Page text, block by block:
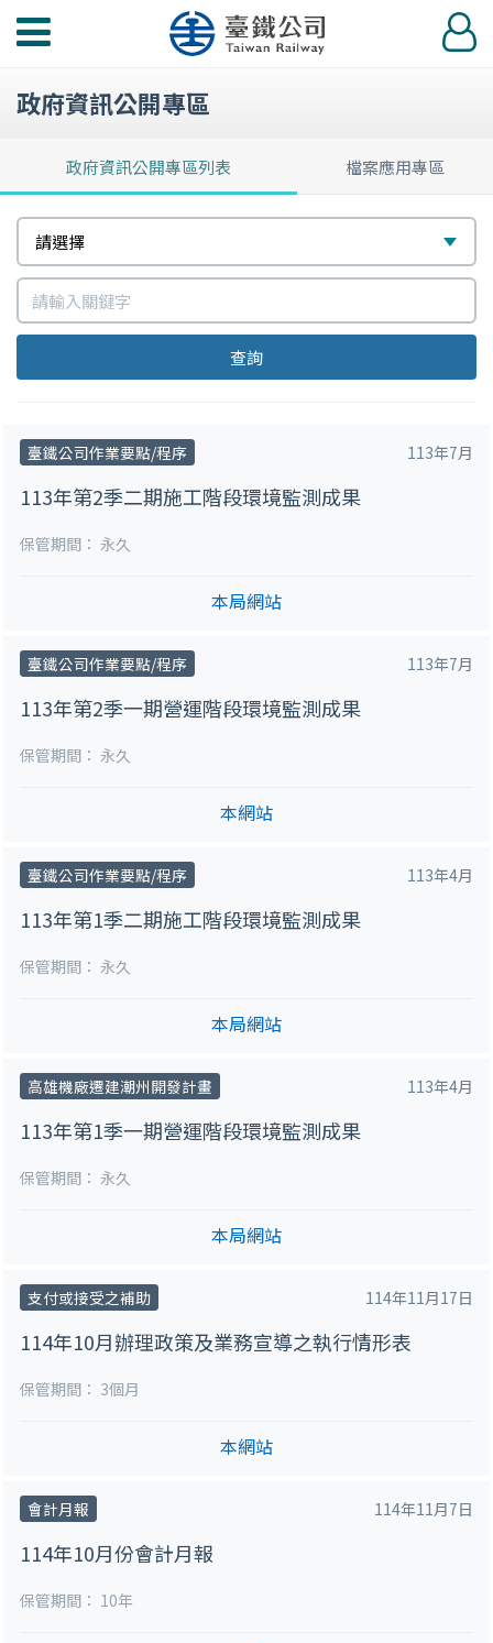
功
選
登
入
政府資訊公開專區
政府資訊公開專區列表 檔案應用專區
選
請選擇
擇
輸
鍵
查詢
臺鐵公司作業要點/程序 113年7月
113年第2季二期施工階段環境監測成果
保管期間： 永久
本局網站
臺鐵公司作業要點/程序 113年7月
113年第2季一期營運階段環境監測成果
保管期間： 永久
本網站
臺鐵公司作業要點/程序 113年4月
113年第1季二期施工階段環境監測成果
保管期間： 永久
本局網站
高雄機廠遷建潮州開發計畫 113年4月
113年第1季一期營運階段環境監測成果
保管期間： 永久
本局網站
支付或接受之補助 114年11月17日
114年10月辦理政策及業務宣導之執行情形表
保管期間： 3個月
本網站
會計月報 114年11月7日
114年10月份會計月報
保管期間： 10年